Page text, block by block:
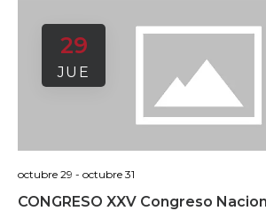
JUE
29
CONGRESO XXV Congreso
octubre 29 - octubre 31